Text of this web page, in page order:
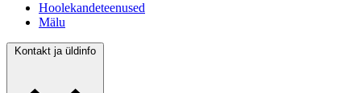
Hoolekandeteenused
Mälu
Kontakt ja üldinfo